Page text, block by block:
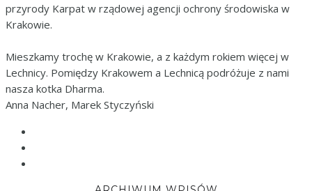
przyrody Karpat w rządowej agencji ochrony środowiska w
Krakowie.
Mieszkamy trochę w Krakowie, a z każdym rokiem więcej w
Lechnicy. Pomiędzy Krakowem a Lechnicą podróżuje z nami
nasza kotka Dharma.
Anna Nacher, Marek Styczyński